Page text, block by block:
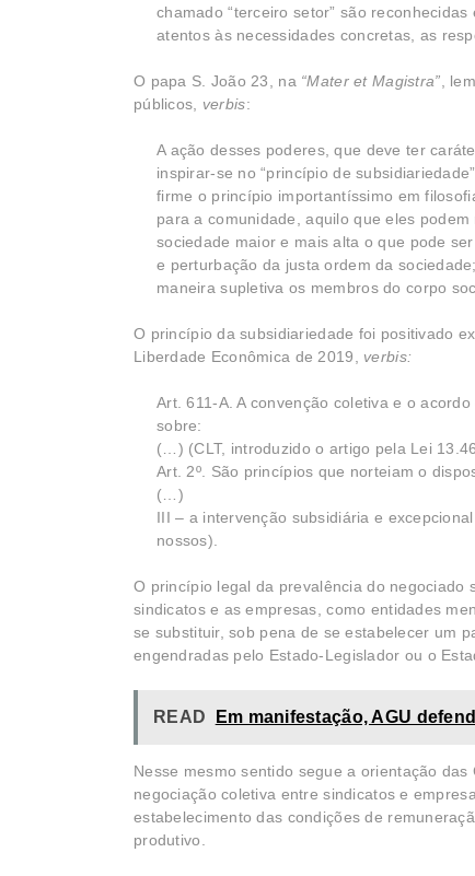
chamado “terceiro setor” são
atentos às necessidades concretas, as
O papa S. João 23, na “Mater et Magistra”,
públicos, verbis:
A ação desses poderes, que deve ter
inspirar-se no “princípio de
firme o princípio importantíssimo em
para a comunidade, aquilo que eles
sociedade maior e mais alta o que pode
e perturbação da justa ordem da
maneira supletiva os membros do corpo
O princípio da subsidiariedade foi positivado
Liberdade Econômica de 2019, verbis:
Art. 611-A. A convenção coletiva e o
sobre:
(…) (CLT, introduzido o artigo pela Lei
Art. 2º. São princípios que norteiam o
(…)
III – a intervenção subsidiária e
nossos).
O princípio legal da prevalência do
sindicatos e as empresas, como entidades
se substituir, sob pena de se estabelecer um
engendradas pelo Estado-Legislador ou o
READ Em manifestação, AGU
Nesse mesmo sentido segue a orientação
negociação coletiva entre sindicatos e
estabelecimento das condições de
produtivo.